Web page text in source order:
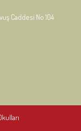
Caddesi No 104